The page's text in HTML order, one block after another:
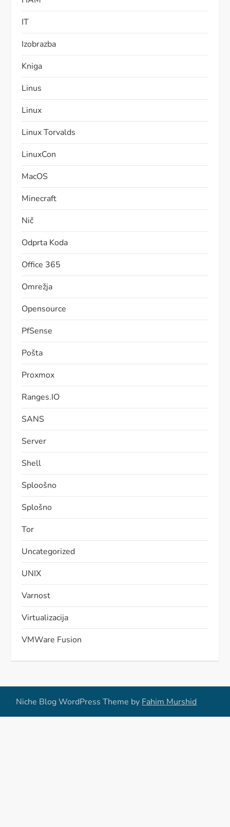
IT
Izobrazba
Kniga
Linus
Linux
Linux Torvalds
LinuxCon
MacOS
Minecraft
Nič
Odprta Koda
Office 365
Omrežja
Opensource
PfSense
Pošta
Proxmox
Ranges.IO
SANS
Server
Shell
Sploošno
Splošno
Tor
Uncategorized
UNIX
Varnost
Virtualizacija
VMWare Fusion
Niche Blog WordPress Theme by Fahim Murshid